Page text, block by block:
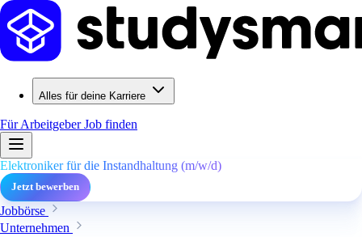
Alles für deine Karriere
Für ArbeitgeberJob finden
Elektroniker für die Instandhaltung (m/w/d)
Jetzt bewerben
Jobbörse
Unternehmen